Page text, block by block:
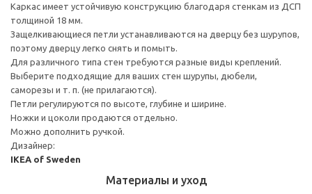
Каркас имеет устойчивую конструкцию благодаря стенкам из ДСП
толщиной 18 мм.
Защелкивающиеся петли устанавливаются на дверцу без шурупов,
поэтому дверцу легко снять и помыть.
Для различного типа стен требуются разные виды креплений.
Выберите подходящие для ваших стен шурупы, дюбели,
саморезы и т. п. (не прилагаются).
Петли регулируются по высоте, глубине и ширине.
Ножки и цоколи продаются отдельно.
Можно дополнить ручкой.
Дизайнер:
IKEA of Sweden
Материалы и уход